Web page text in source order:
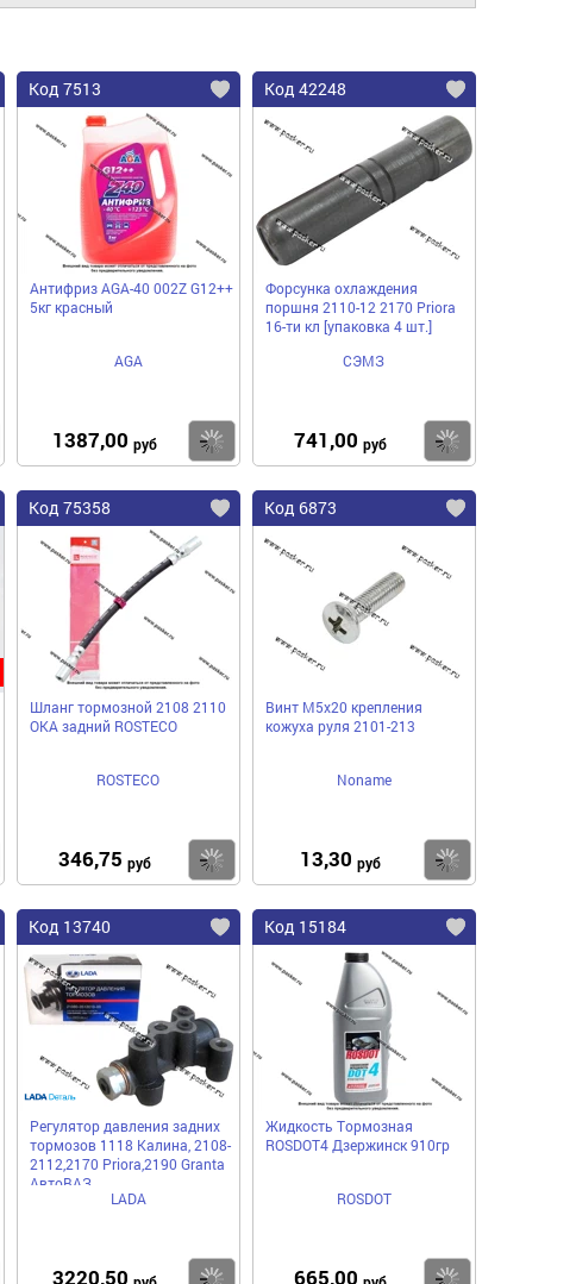
Купить
Код 7513
Антифриз AGA-40 002Z G12++
5кг красный
AGA
1387,00 руб Купить
Код 42248
Форсунка охлаждения
поршня 2110-12 2170 Priora
16-ти кл [упаковка 4 шт.]
СЭМЗ
741,00 руб
Купить
Код 75358
Шланг тормозной 2108 2110
ОКА задний ROSTECO
ROSTECO
346,75 руб Купить
Код 6873
Винт М5х20 крепления
кожуха руля 2101-213
Noname
13,30 руб
Купить
Код 13740
Регулятор давления задних
тормозов 1118 Калина, 2108-
2112,2170 Priora,2190 Granta
АвтоВАЗ
LADA
3220,50 Купить
Код 15184
Жидкость Тормозная
ROSDOT4 Дзержинск 910гр
ROSDOT
665,00